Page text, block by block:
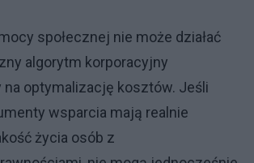
społecznej nie może działać
algorytm korporacyjny
na optymalizację kosztów. Jeśli
wsparcia mają realnie
życia osób z